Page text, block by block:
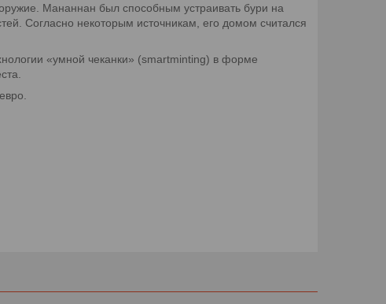
Мананнан был способным устраивать бури на
Согласно некоторым источникам, его домом считался
«умной чеканки» (smartminting) в форме